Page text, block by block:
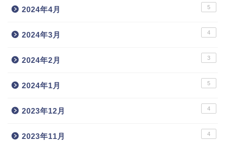
2024年4月 5
2024年3月 4
2024年2月 3
2024年1月 5
2023年12月 4
2023年11月 4